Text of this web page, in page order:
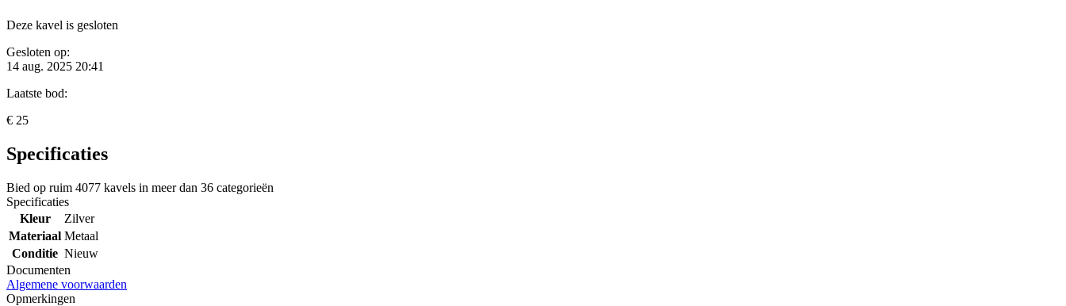
Deze kavel is gesloten
Gesloten op:
14 aug. 2025 20:41
Laatste bod:
€ 25
Specificaties
Bied op ruim 4077 kavels in meer dan 36 categorieën
Specificaties
Kleur
Zilver
Materiaal Metaal
Conditie Nieuw
Documenten
Algemene voorwaarden
Opmerkingen